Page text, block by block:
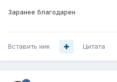
Заранее благодарен
Вставить ник Цитата